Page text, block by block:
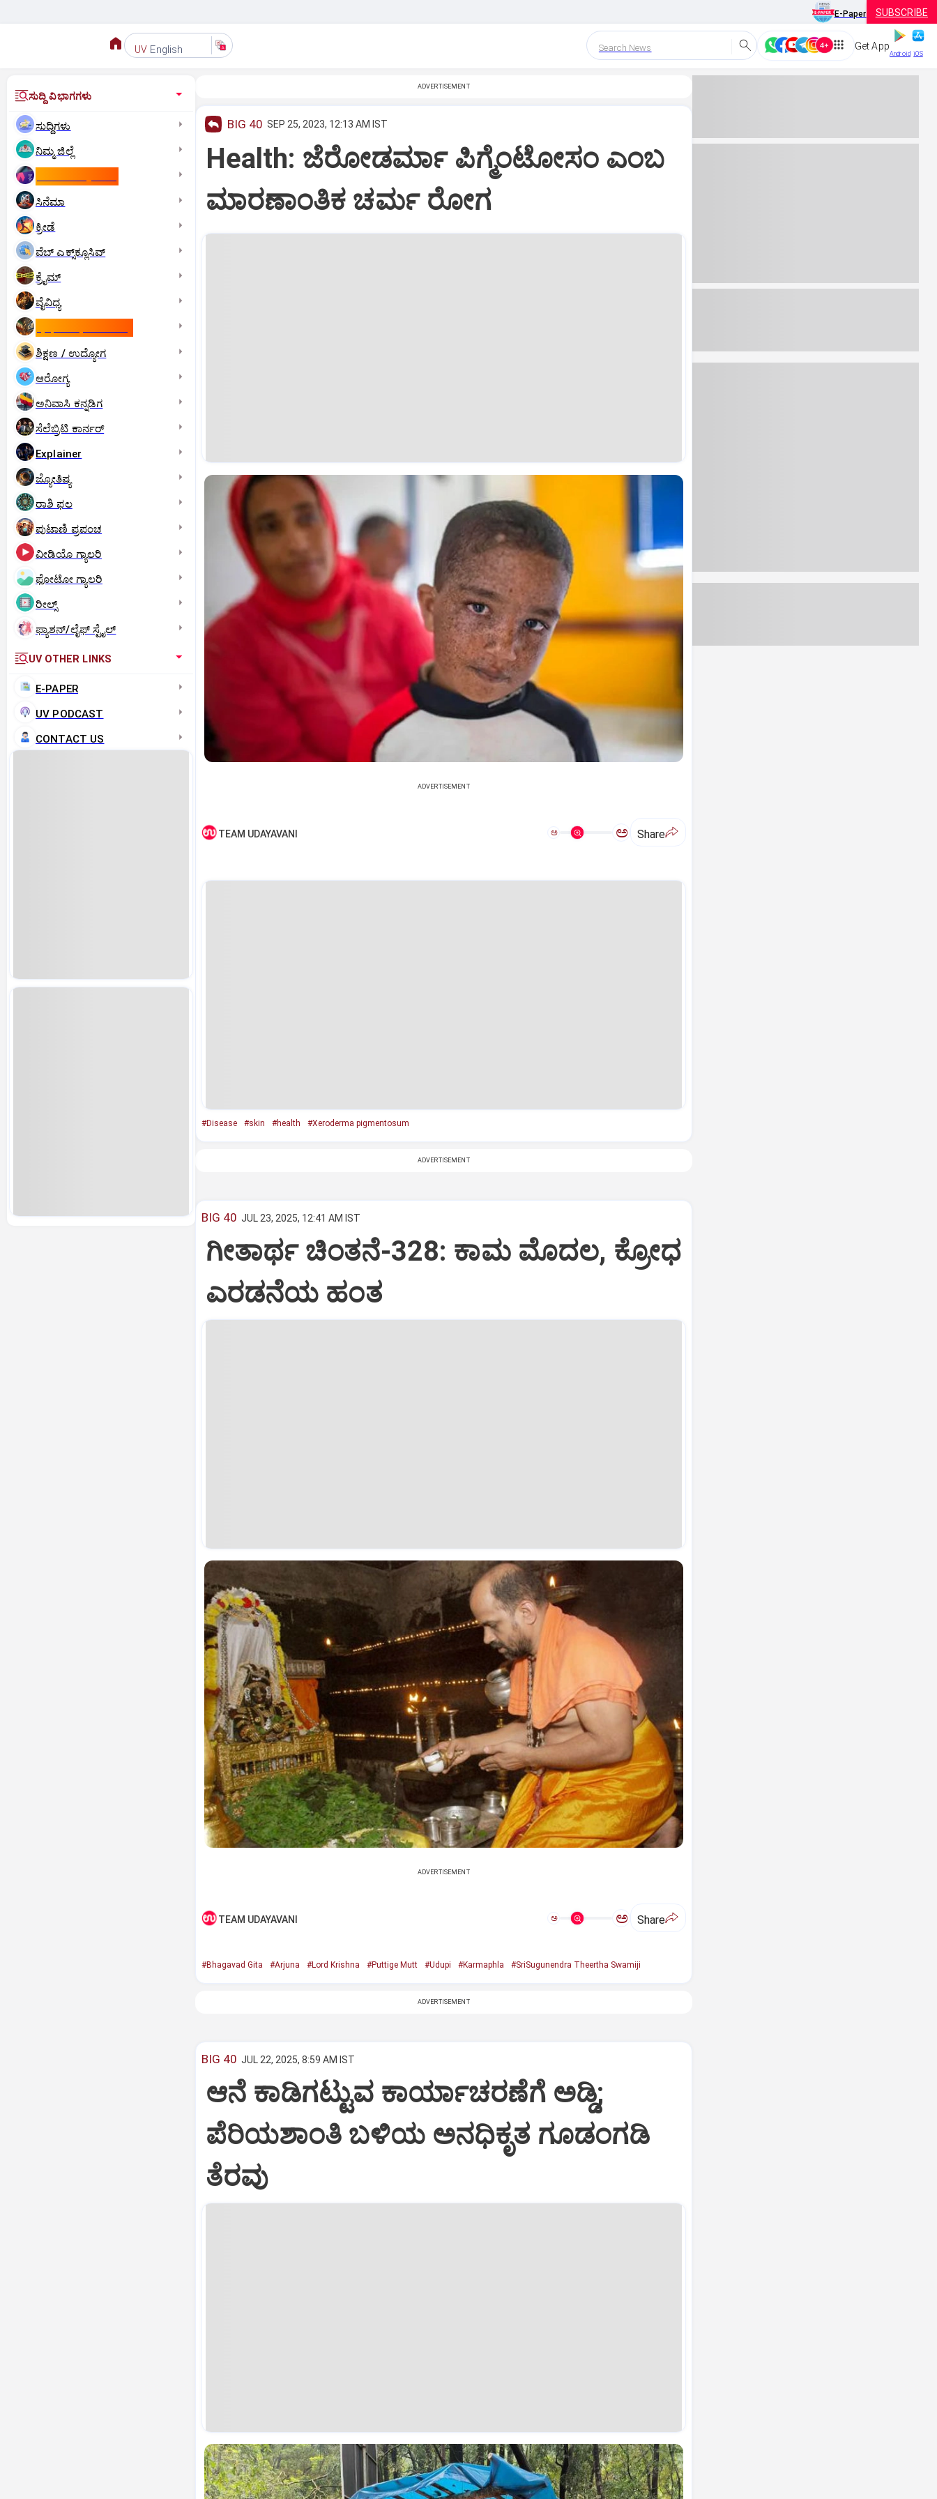
E-Paper SUBSCRIBE
UV English Search News Get App
Android iOS
ಸುದ್ದಿ ವಿಭಾಗಗಳು
ಸುದ್ದಿಗಳು
ನಿಮ್ಮ ಜಿಲ್ಲೆ
ಸಿನೆಮಾ
ಕ್ರೀಡೆ
ವೆಬ್ ಎಕ್ಸ್‌ಕ್ಲೂಸಿವ್
ಕ್ರೈಮ್
ವೈವಿಧ್ಯ
ಶಿಕ್ಷಣ / ಉದ್ಯೋಗ
ಆರೋಗ್ಯ
ಅನಿವಾಸಿ ಕನ್ನಡಿಗ
ಸೆಲೆಬ್ರಿಟಿ ಕಾರ್ನರ್‌
Explainer
ಜ್ಯೋತಿಷ್ಯ
ರಾಶಿ ಫಲ
ಪುಟಾಣಿ ಪ್ರಪಂಚ
ವೀಡಿಯೊ ಗ್ಯಾಲರಿ
ಫೋಟೋ ಗ್ಯಾಲರಿ
ರೀಲ್ಸ್
ಫ್ಯಾಶನ್/ಲೈಫ್‌ ಸ್ಟೈಲ್
UV OTHER LINKS
E-PAPER
UV PODCAST
CONTACT US
ADVERTISEMENT
BIG 40 SEP 25, 2023, 12:13 AM IST
Health: ಜೆರೋಡರ್ಮಾ ಪಿಗ್ಮೆಂಟೋಸಂ ಎಂಬ
ಮಾರಣಾಂತಿಕ ಚರ್ಮ ರೋಗ
ADVERTISEMENT
TEAM UDAYAVANI ಅ ಅ Share
#Disease #skin #health #Xeroderma pigmentosum
ADVERTISEMENT
BIG 40 JUL 23, 2025, 12:41 AM IST
ಗೀತಾರ್ಥ ಚಿಂತನೆ-328: ಕಾಮ ಮೊದಲ, ಕ್ರೋಧ
ಎರಡನೆಯ ಹಂತ
ADVERTISEMENT
TEAM UDAYAVANI ಅ ಅ Share
#Bhagavad Gita #Arjuna #Lord Krishna #Puttige Mutt #Udupi #Karmaphla #SriSugunendra Theertha Swamiji
ADVERTISEMENT
BIG 40 JUL 22, 2025, 8:59 AM IST
ಆನೆ ಕಾಡಿಗಟ್ಟುವ ಕಾರ್ಯಾಚರಣೆಗೆ ಅಡ್ಡಿ;
ಪೆರಿಯಶಾಂತಿ ಬಳಿಯ ಅನಧಿಕೃತ ಗೂಡಂಗಡಿ
ತೆರವು